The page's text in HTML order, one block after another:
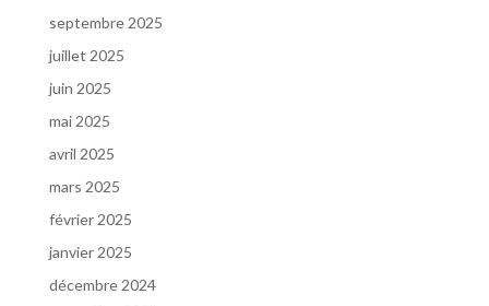
septembre 2025
juillet 2025
juin 2025
mai 2025
avril 2025
mars 2025
février 2025
janvier 2025
décembre 2024